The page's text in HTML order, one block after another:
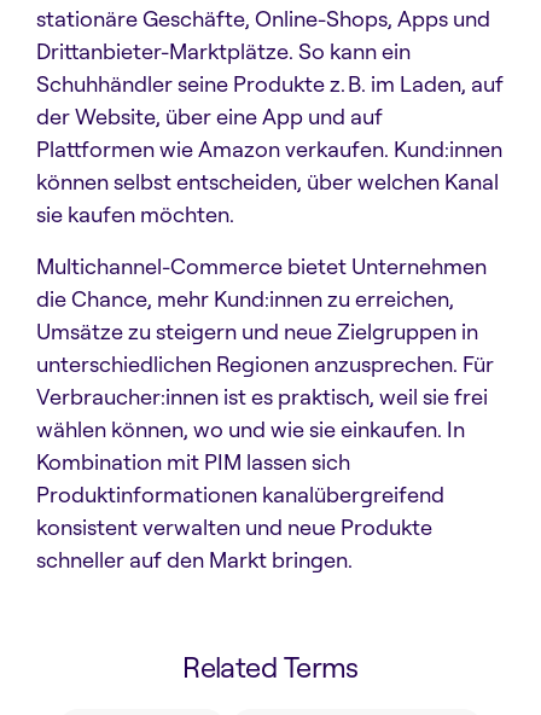
stationäre Geschäfte, Online-Shops, Apps und
Drittanbieter-Marktplätze. So kann ein
Schuhhändler seine Produkte z. B. im Laden, auf
der Website, über eine App und auf
Plattformen wie Amazon verkaufen. Kund:innen
können selbst entscheiden, über welchen Kanal
sie kaufen möchten.
Multichannel-Commerce bietet Unternehmen
die Chance, mehr Kund:innen zu erreichen,
Umsätze zu steigern und neue Zielgruppen in
unterschiedlichen Regionen anzusprechen. Für
Verbraucher:innen ist es praktisch, weil sie frei
wählen können, wo und wie sie einkaufen. In
Kombination mit PIM lassen sich
Produktinformationen kanalübergreifend
konsistent verwalten und neue Produkte
schneller auf den Markt bringen.
Related Terms